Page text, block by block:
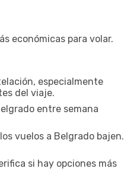
económicas para volar.
especialmente
del viaje.
entre semana
vuelos a Belgrado bajen.
si hay opciones más